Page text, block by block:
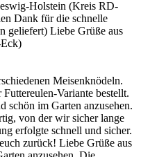
Holstein (Kreis RD-
Dank für die schnelle
geliefert) Liebe Grüße aus
Meisenknödeln.
Variante bestellt.
schön im Garten anzusehen.
von der wir sicher lange
erfolgte schnell und sicher.
zurück! Liebe Grüße aus